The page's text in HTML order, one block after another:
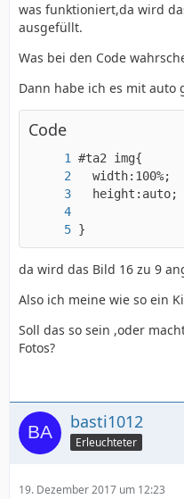
was funktioniert,da wird
ausgefüllt.
Was bei den Code
Dann habe ich es mit auto
Code
}
da wird das Bild 16 zu 9
Also ich meine wie so ein
Soll das so sein ,oder
Fotos?
basti1012
Erleuchteter
19. Dezember 2017 um 12:23